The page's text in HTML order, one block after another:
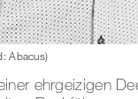
Abacus)
ehrgeizigen